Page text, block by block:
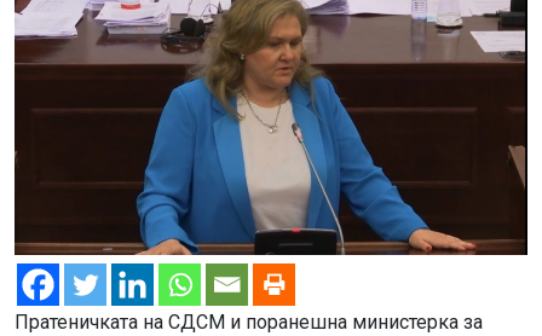
Пратеничката на СДСМ и поранешна министерка за